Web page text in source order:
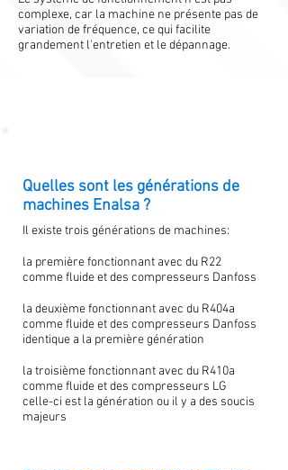
complexe, car la machine ne présente pas de
variation de fréquence, ce qui facilite
grandement l'entretien et le dépannage.
Quelles sont les générations de
machines Enalsa ?
Il existe trois générations de machines:
la première fonctionnant avec du R22
comme fluide et des compresseurs Danfoss
la deuxième fonctionnant avec du R404a
comme fluide et des compresseurs Danfoss
identique a la première génération
la troisième fonctionnant avec du R410a
comme fluide et des compresseurs LG
celle-ci est la génération ou il y a des soucis
majeurs